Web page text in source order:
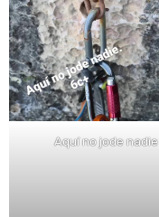
Aquí no jode nadie